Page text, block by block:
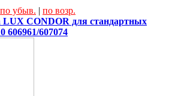
по убыв. | по возр.
CONDOR для стандартных
606961/607074